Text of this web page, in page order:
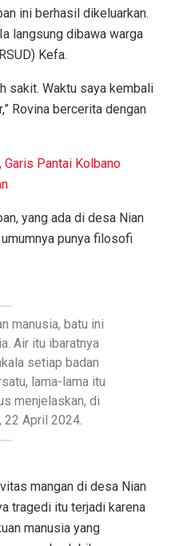
ini berhasil dikeluarkan.
langsung dibawa warga
Kefa.
sakit. Waktu saya kembali
Rovina bercerita dengan
Garis Pantai Kolbano
yang ada di desa Nian
punya filosofi
manusia, batu ini
Air itu ibaratnya
setiap badan
lama-lama itu
menjelaskan, di
22 April 2024.
mangan di desa Nian
tragedi itu terjadi karena
manusia yang